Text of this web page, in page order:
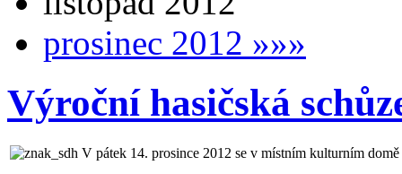
prosinec 2012 »»»
Výroční hasičská
V pátek 14. prosince 2012 se v místním kulturním